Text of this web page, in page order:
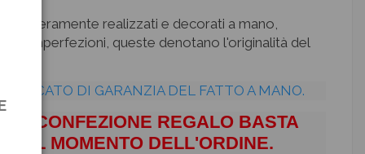
interamente realizzati e decorati a mano,
imperfezioni, queste denotano l'originalità del
DI GARANZIA DEL FATTO A MANO.
CONFEZIONE REGALO BASTA
AL MOMENTO DELL'ORDINE.